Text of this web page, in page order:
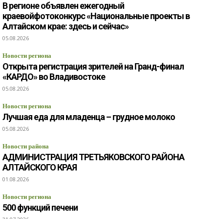
В регионе объявлен ежегодный
краевойфотоконкурс «Национальные проекты в
Алтайском крае: здесь и сейчас»
05.08.2026
Новости региона
Открыта регистрация зрителей на Гранд-финал
«КАРДО» во Владивостоке
05.08.2026
Новости региона
Лучшая еда для младенца – грудное молоко
05.08.2026
Новости района
АДМИНИСТРАЦИЯ ТРЕТЬЯКОВСКОГО РАЙОНА
АЛТАЙСКОГО КРАЯ
01.08.2026
Новости региона
500 функций печени